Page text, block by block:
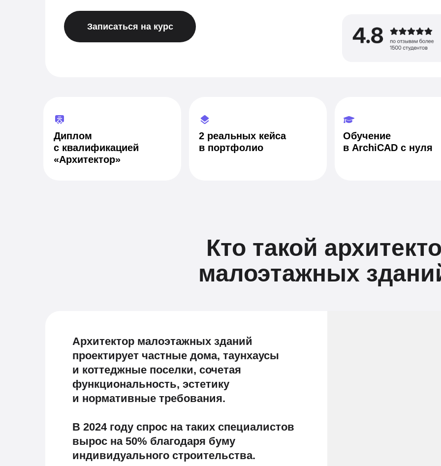
Записаться на курс
2 реальных кейса
в портфолио
Диплом
с квалификацией
«Архитектор»
Обучение
в ArchiCAD с нуля
Кто такой
малоэтажных
Архитектор малоэтажных зданий
проектирует частные дома, таунхаусы
и коттеджные поселки, сочетая
функциональность, эстетику
и нормативные требования.
В 2024 году спрос на таких специалистов
вырос на 50% благодаря буму
индивидуального строительства.